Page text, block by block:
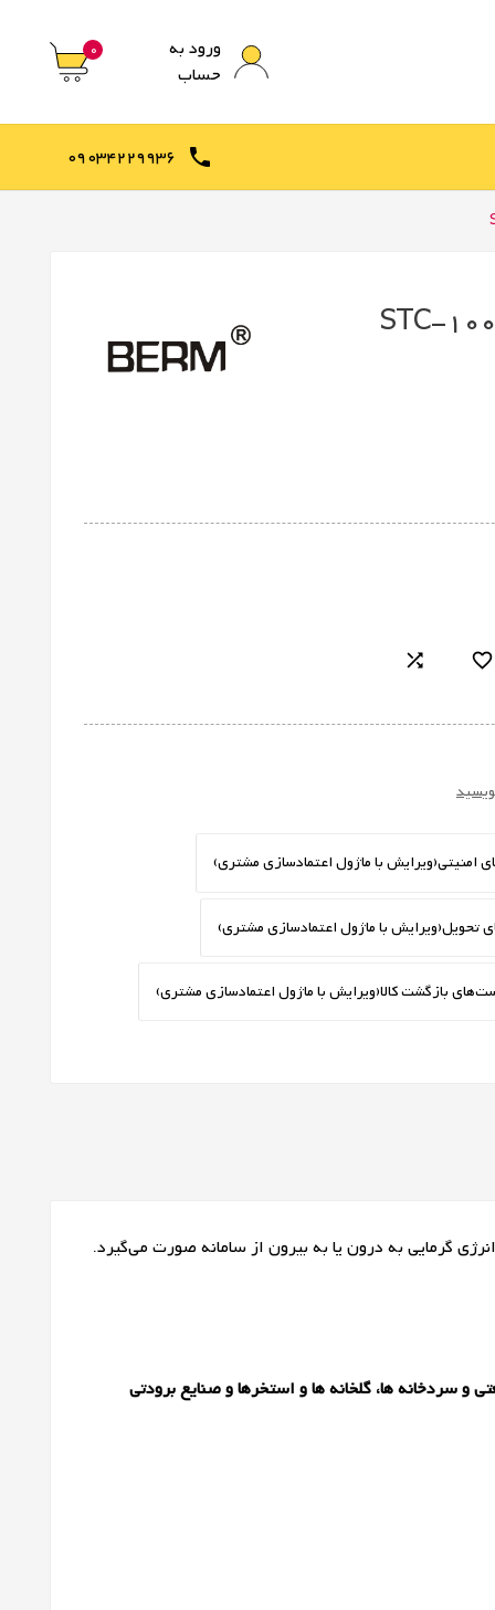
ورود به
حساب
0

09034229936


امنیتی(ویرایش با ماژول اعتمادسازی مشتری)
تحویل(ویرایش با ماژول اعتمادسازی مشتری)
بازگشت کالا(ویرایش با ماژول اعتمادسازی مشتری)
گرمایی به درون یا به بیرون از سامانه صورت می‌گیرد.
ها، گلخانه ها و استخرها و صنایع برودتی